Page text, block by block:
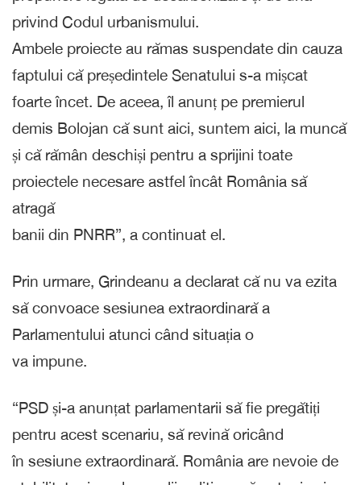
privind Codul urbanismului.
Ambele proiecte au rămas suspendate din cauza
faptului că președintele Senatului s-a mișcat
foarte încet. De aceea, îl anunț pe premierul
demis Bolojan că sunt aici, suntem aici, la muncă
și că rămân deschiși pentru a sprijini toate
proiectele necesare astfel încât România să
atragă
banii din PNRR”, a continuat el.
Prin urmare, Grindeanu a declarat că nu va ezita
să convoace sesiunea extraordinară a
Parlamentului atunci când situația o
va impune.
“PSD și-a anunțat parlamentarii să fie pregătiți
pentru acest scenariu, să revină oricând
în sesiune extraordinară. România are nevoie de